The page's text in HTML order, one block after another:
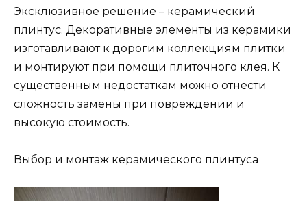
Эксклюзивное решение – керамический
плинтус. Декоративные элементы из керамики
изготавливают к дорогим коллекциям плитки
и монтируют при помощи плиточного клея. К
существенным недостаткам можно отнести
сложность замены при повреждении и
высокую стоимость.
Выбор и монтаж керамического плинтуса